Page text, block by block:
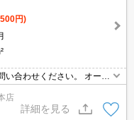
円)
い合わせください。 オート
ートしてみませんか？ 詳細
店
詳細を見る